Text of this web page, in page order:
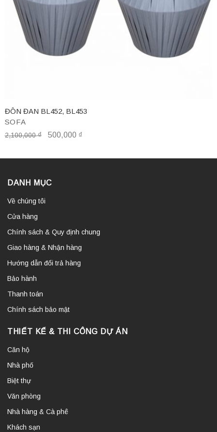
SOFA
ĐÔN ĐAN BL452, BL453
2,100,000₫ 500,000 ₫
DANH MỤC
Về chúng tôi
Cửa hàng
Chính sách & Quy định chung
Giao hàng & Nhận hàng
Hướng dẫn đổi trả hàng
Bảo hành
Thanh toán
Chính sách bảo mật
THIẾT KẾ & THI CÔNG DỰ ÁN
Căn hộ
Nhà phố
Biệt thự
Văn phòng
Nhà hàng & Cà phê
Khách sạn